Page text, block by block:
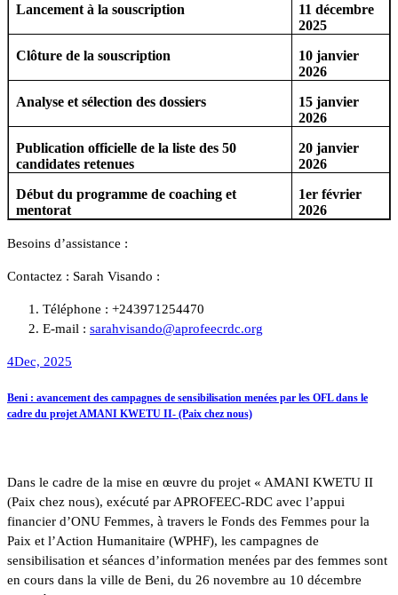
Lancement à la souscription
11 décembre
2025
Clôture de la souscription
10 janvier
2026
Analyse et sélection des dossiers
15 janvier
2026
Publication officielle de la liste des 50
candidates retenues
20 janvier
2026
Début du programme de coaching et
mentorat
1er février
2026
Besoins d’assistance :
Contactez : Sarah Visando :
Téléphone : +243971254470
E-mail : sarahvisando@aprofeecrdc.org
4Dec, 2025
Beni : avancement des campagnes de sensibilisation menées par les OFL dans le
cadre du projet AMANI KWETU II- (Paix chez nous)
Dans le cadre de la mise en œuvre du projet « AMANI KWETU II
(Paix chez nous), exécuté par APROFEEC-RDC avec l’appui
financier d’ONU Femmes, à travers le Fonds des Femmes pour la
Paix et l’Action Humanitaire (WPHF), les campagnes de
sensibilisation et séances d’information menées par des femmes sont
en cours dans la ville de Beni, du 26 novembre au 10 décembre